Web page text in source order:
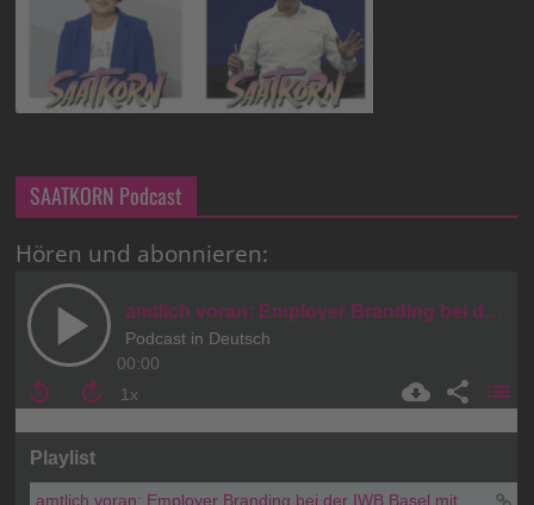
SAATKORN Podcast
Hören und abonnieren: